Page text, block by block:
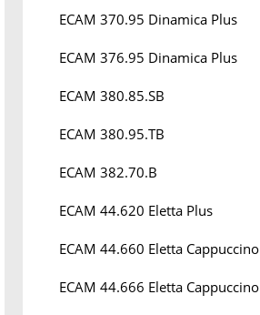
ECAM 370.95 Dinamica Plus
ECAM 376.95 Dinamica Plus
ECAM 380.85.SB
ECAM 380.95.TB
ECAM 382.70.B
ECAM 44.620 Eletta Plus
ECAM 44.660 Eletta Cappuccino
ECAM 44.666 Eletta Cappuccino